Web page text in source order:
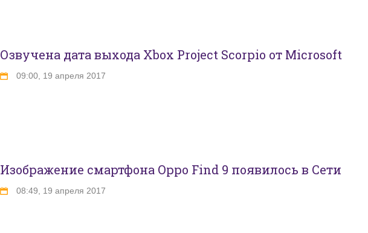
Озвучена дата выхода Xbox Project Scorpio от Microsoft
09:00, 19 апреля 2017
Изображение смартфона Oppo Find 9 появилось в Сети
08:49, 19 апреля 2017